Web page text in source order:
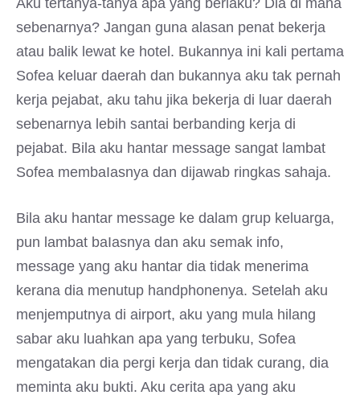
Aku tertanya-tanya apa yang berlaku? Dia di mana
sebenarnya? Jangan guna alasan penat bekerja
atau balik lewat ke hotel. Bukannya ini kali pertama
Sofea keluar daerah dan bukannya aku tak pernah
kerja pejabat, aku tahu jika bekerja di luar daerah
sebenarnya lebih santai berbanding kerja di
pejabat. Bila aku hantar message sangat lambat
Sofea membaIasnya dan dijawab ringkas sahaja.
Bila aku hantar message ke dalam grup keluarga,
pun lambat baIasnya dan aku semak info,
message yang aku hantar dia tidak menerima
kerana dia menutup handphonenya. Setelah aku
menjemputnya di airport, aku yang mula hilang
sabar aku luahkan apa yang terbuku, Sofea
mengatakan dia pergi kerja dan tidak curang, dia
meminta aku bukti. Aku cerita apa yang aku